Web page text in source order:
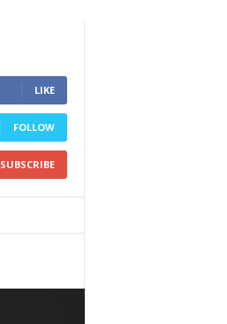
LIKE
FOLLOW
SUBSCRIBE